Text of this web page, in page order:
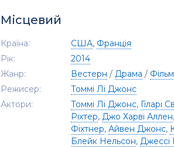
Місцевий
Країна: США, Франція
Рік:
2014
Жанр:
Вестерн / Драма /
Режисер:
Томмі Лі Джонс
Актори:
Томмі Лі Джонс, Гіларі
Ріхтер, Джо Харві Аллен,
Фіхтнер, Айвен Джонс,
Блейк Нельсон, Джессі